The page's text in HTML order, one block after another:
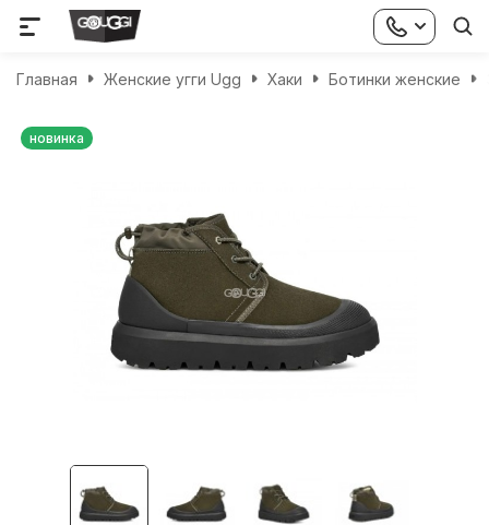
Главная Женские угги Ugg Хаки Ботинки женские
новинка